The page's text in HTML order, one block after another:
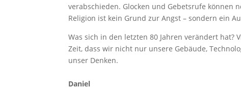
verabschieden. Glocken und Gebetsrufe können
Religion ist kein Grund zur Angst – sondern ein
Was sich in den letzten 80 Jahren verändert hat?
Zeit, dass wir nicht nur unsere Gebäude,
unser Denken.
Daniel